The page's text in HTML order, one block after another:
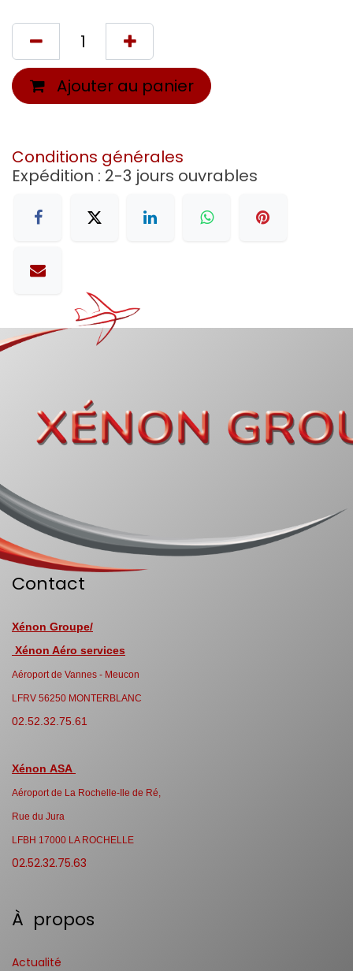
Ajouter au panier
Conditions générales
Expédition : 2-3 jours ouvrables
Contact
Xénon Groupe/
Xénon Aéro services
Aéroport de Vannes - Meucon
LFRV 56250 MONTERBLANC
02.52.32.75.61
Xénon ASA
Aéroport de La Rochelle-Ile de Ré,
Rue du Jura
LFBH 17000 LA ROCHELLE
02.52.32.75.63
À propos
Actualité